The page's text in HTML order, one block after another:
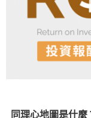
同理心地圖是什